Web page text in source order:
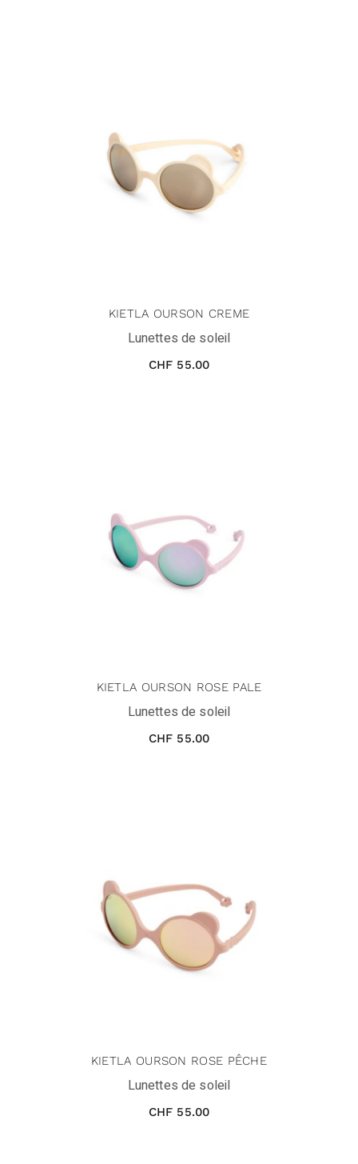
KIETLA OURSON CREME
Lunettes de soleil
CHF 55.00
KIETLA OURSON ROSE PALE
Lunettes de soleil
CHF 55.00
KIETLA OURSON ROSE PÊCHE
Lunettes de soleil
CHF 55.00